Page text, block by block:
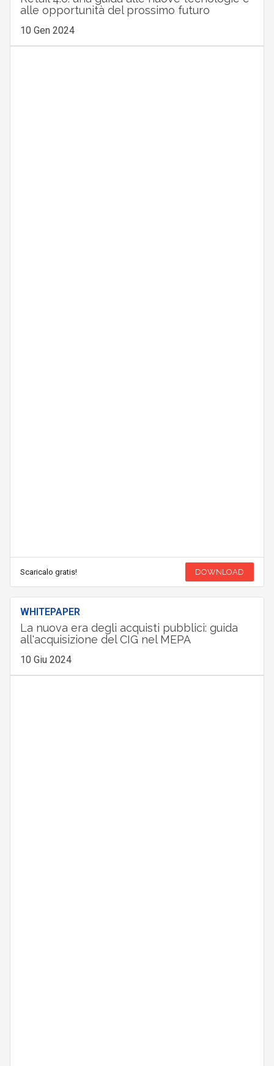
alle opportunità del prossimo futuro
10 Gen 2024
Scaricalo gratis! DOWNLOAD
WHITEPAPER
La nuova era degli acquisti pubblici: guida
all'acquisizione del CIG nel MEPA
10 Giu 2024